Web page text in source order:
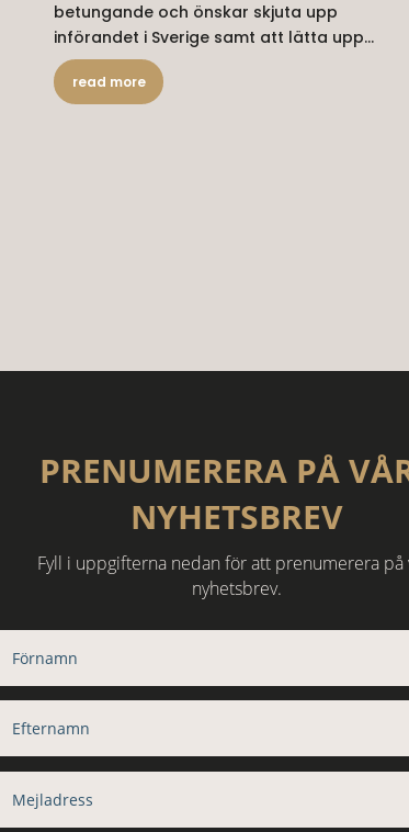
betungande och önskar skjuta upp
införandet i Sverige samt att lätta upp...
read more
PRENUMERERA PÅ
NYHETSBREV
Fyll i uppgifterna nedan för att prenumerera på
nyhetsbrev.